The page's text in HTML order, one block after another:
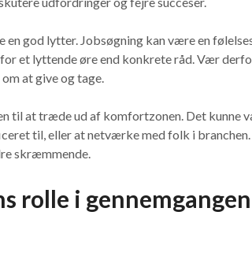
en god lytter. Jobsøgning kan være en
et lyttende øre end konkrete råd. Vær
at give og tage.
til at træde ud af komfortzonen. Det kunne
til, eller at netværke med folk i
skræmmende.
rolle i gennemgangen